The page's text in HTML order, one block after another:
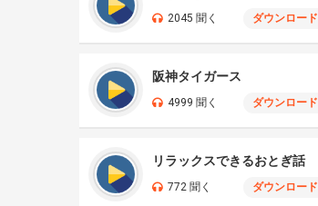
2045 聞く ダウンロード
阪神タイガース
4999 聞く ダウンロード
リラックスできるおとぎ話
772 聞く ダウンロード